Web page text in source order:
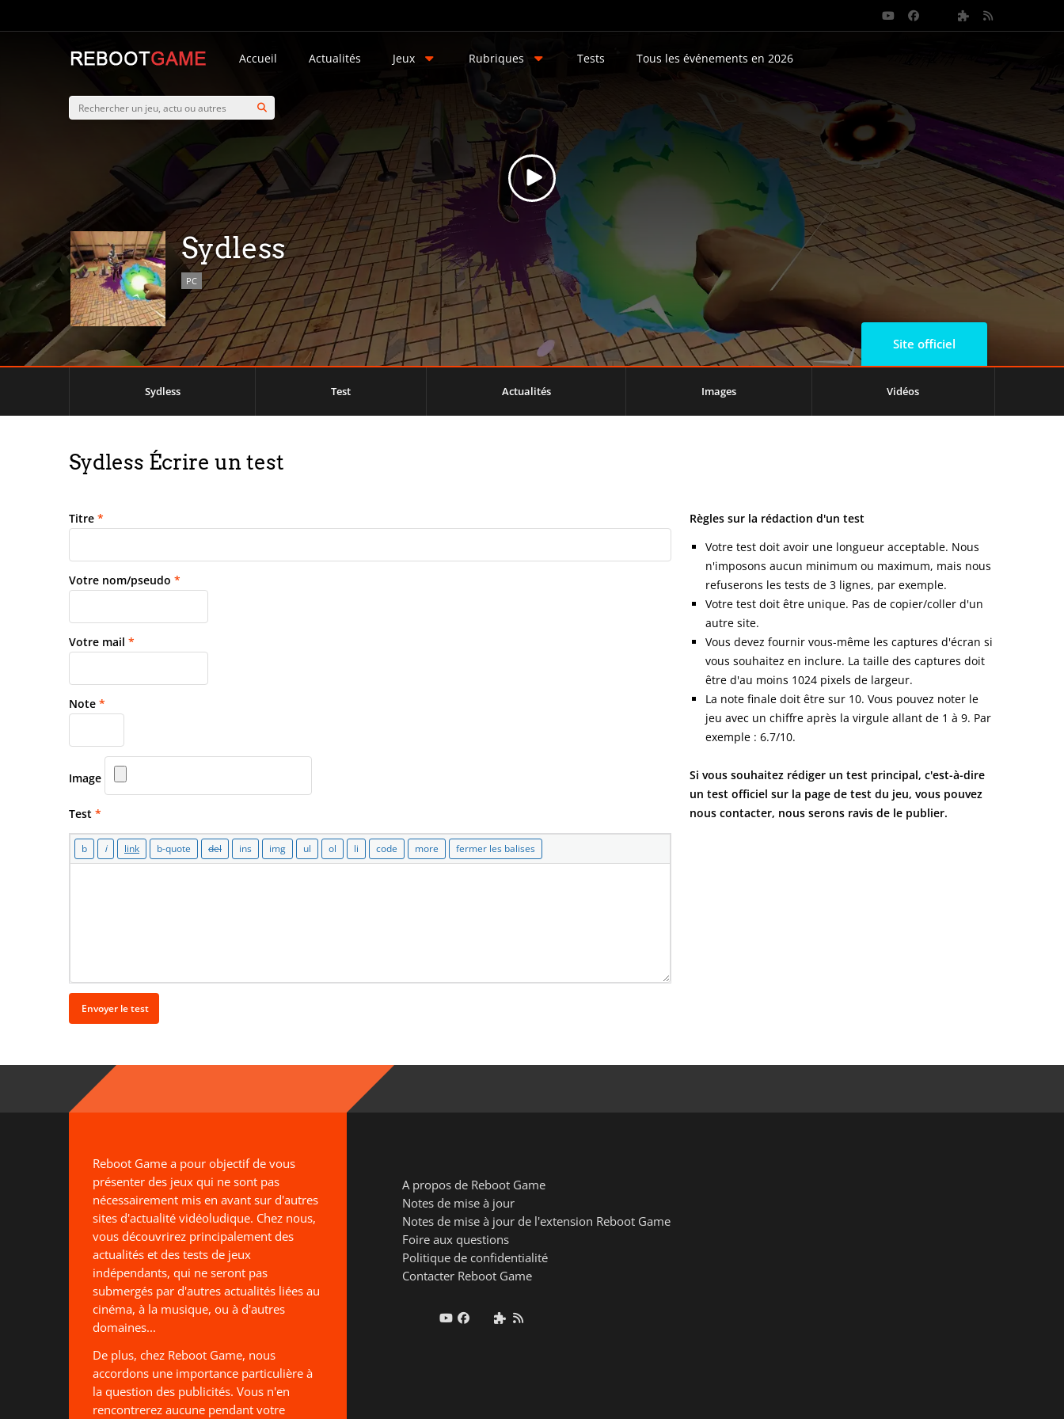
Accueil Actualités Jeux Rubriques Tests Tous les événements en 2026
Sydless
PC
Site officiel
Sydless Test Actualités Images Vidéos
Sydless Écrire un test
Titre *
Votre nom/pseudo *
Votre mail *
Note *
Image
Test *
Règles sur la rédaction d'un test
Votre test doit avoir une longueur acceptable. Nous
n'imposons aucun minimum ou maximum, mais nous
refuserons les tests de 3 lignes, par exemple.
Votre test doit être unique. Pas de copier/coller d'un
autre site.
Vous devez fournir vous-même les captures d'écran si
vous souhaitez en inclure. La taille des captures doit
être d'au moins 1024 pixels de largeur.
La note finale doit être sur 10. Vous pouvez noter le
jeu avec un chiffre après la virgule allant de 1 à 9. Par
exemple : 6.7/10.
Si vous souhaitez rédiger un test principal, c'est-à-dire
un test officiel sur la page de test du jeu, vous pouvez
nous contacter, nous serons ravis de le publier.
Reboot Game a pour objectif de vous
présenter des jeux qui ne sont pas
nécessairement mis en avant sur d'autres
sites d'actualité vidéoludique. Chez nous,
vous découvrirez principalement des
actualités et des tests de jeux
indépendants, qui ne seront pas
submergés par d'autres actualités liées au
cinéma, à la musique, ou à d'autres
domaines...
De plus, chez Reboot Game, nous
accordons une importance particulière à
la question des publicités. Vous n'en
rencontrerez aucune pendant votre
A propos de Reboot Game
Notes de mise à jour
Notes de mise à jour de l'extension Reboot Game
Foire aux questions
Politique de confidentialité
Contacter Reboot Game